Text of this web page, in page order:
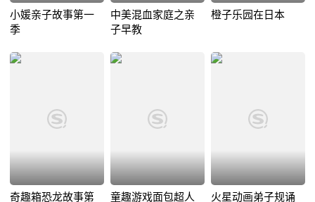
小媛亲子故事第一
季
中美混血家庭之亲
子早教
橙子乐园在日本
奇趣箱恐龙故事第
童趣游戏面包超人
火星动画弟子规诵